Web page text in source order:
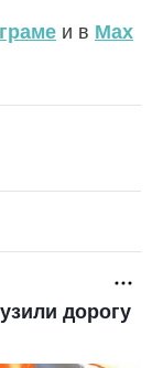
и в Max
дорогу